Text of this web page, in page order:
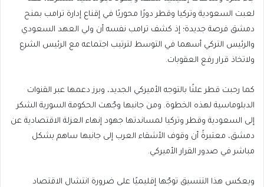
لعبت السعودية وتركيا وقطر دورًا محوريًا في إقناع إدارة ترامب بمنح
دمشق فرصة جديدة؛ إذ كشف ترامب نفسه أن ولي العهد السعودي
والرئيس التركي أسهما في التوسط لترتيب اجتماعه مع الرئيس الشرع
ولاتخاذ قرار رفع العقوبات.
كما رحبت قطر علنًا بالتوجه الأميركي الجديد، وبرز دعمها عبر القنوات
الدبلوماسية لهذه الخطوة. ومن جانبها وجّهت الحكومة السورية الشكر
إلى السعودية وقطر وتركيا لمساندتها جهود إنهاء العزلة الاقتصادية عن
دمشق، معتبرةً أن وقوف الأشقاء العرب إلى جانبها ساهم بشكل
مباشر في صدور القرار الأميركي.
ويعكس هذا التنسيق توجّها إقليميًا على ضرورة انتشال الاقتصاد